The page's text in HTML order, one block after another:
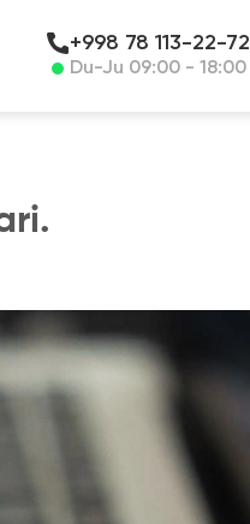
+998 78 113-22-72
Du-Ju 09:00 - 18:00